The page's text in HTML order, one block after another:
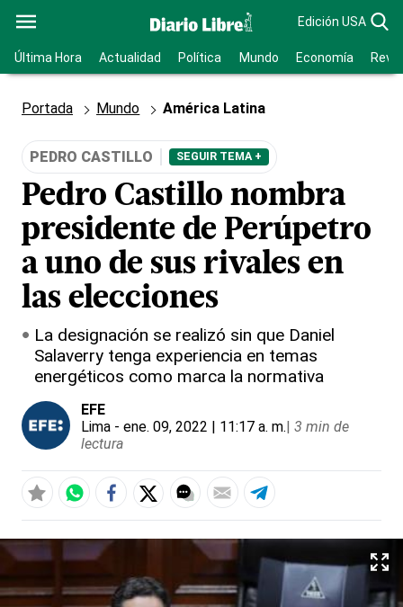
Edición USA
Última Hora Actualidad Política Mundo Economía
Portada Mundo América Latina
PEDRO CASTILLO SEGUIR TEMA +
Pedro Castillo nombra
presidente de Perúpetro
a uno de sus rivales en
las elecciones
La designación se realizó sin que Daniel
Salaverry tenga experiencia en temas
energéticos como marca la normativa
EFE
Lima - ene. 09, 2022 | 11:17 a. m.| 3 min de
lectura